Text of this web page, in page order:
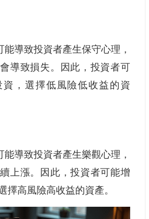
能導致投資者產生保守心理，
導致損失。因此，投資者可
資，選擇低風險低收益的資
能導致投資者產生樂觀心理，
上漲。因此，投資者可能增
擇高風險高收益的資產。